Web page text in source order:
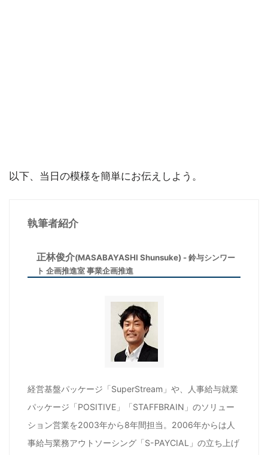
以下、当日の模様を簡単にお伝えしよう。
執筆者紹介
正林俊介(MASABAYASHI Shunsuke) - 鈴与シンワー
ト 企画推進室 事業企画推進
経営基盤パッケージ「SuperStream」や、人事給与就業
パッケージ「POSITIVE」「STAFFBRAIN」のソリュー
ション営業を2003年から8年間担当。2006年からは人
事給与業務アウトソーシング「S-PAYCIAL」の立ち上げ